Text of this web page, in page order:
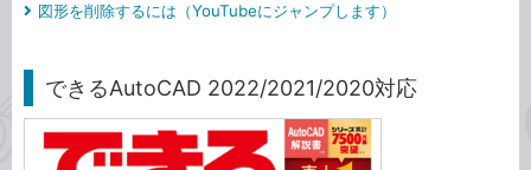
図形を削除するには（YouTubeにジャンプします）
できるAutoCAD 2022/2021/2020対応